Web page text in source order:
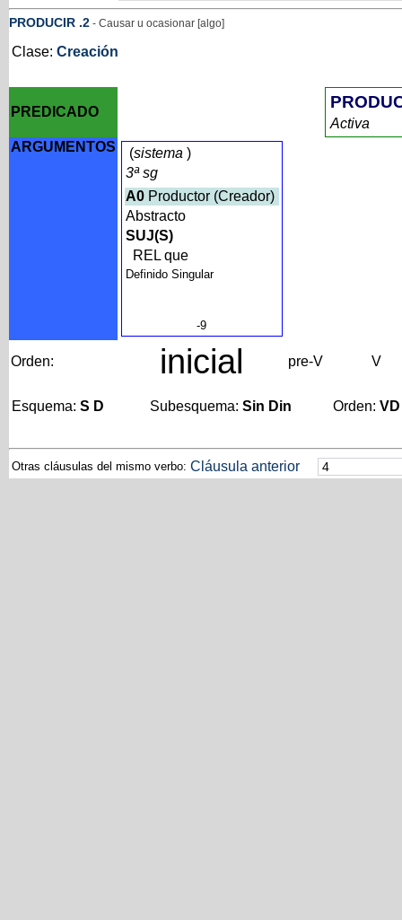
PRODUCIR .2- Causar u ocasionar [algo]
Clase: Creación
PREDICADO
Activa
ARGUMENTOS
(sistema )
3ª sg
A0Productor (Creador)
Abstracto
SUJ(S)
REL que
Definido Singular
-9
Orden: inicial pre-V V
Esquema: S D Subesquema: Sin Din Orden: VD
Otras cláusulas del mismo verbo: Cláusula anterior